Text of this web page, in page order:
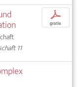
11
p
gratis